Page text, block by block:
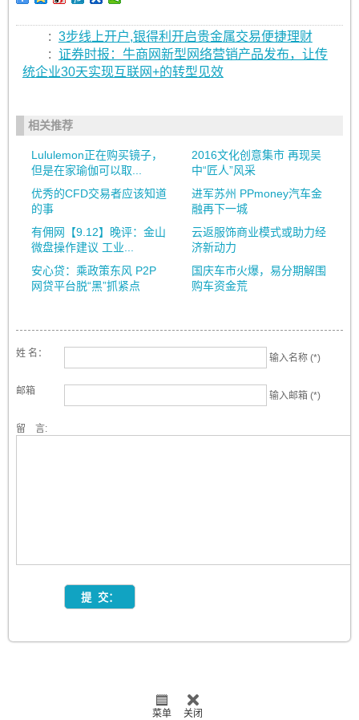
: 3步线上开户,银得利开启贵金属交易便捷理财
: 证券时报：牛商网新型网络营销产品发布，让传
统企业30天实现互联网+的转型见效
相关推荐
Lululemon正在购买镜子，
但是在家瑜伽可以取...
2016文化创意集市 再现吴
中“匠人”风采
优秀的CFD交易者应该知道
的事
进军苏州 PPmoney汽车金
融再下一城
有佣网【9.12】晚评：金山
微盘操作建议 工业...
云返服饰商业模式或助力经
济新动力
安心贷：乘政策东风 P2P
网贷平台脱“黑”抓紧点
国庆车市火爆，易分期解围
购车资金荒
姓 名： 输入名称 (*)
邮箱 输入邮箱 (*)
留 言:
菜单 关闭